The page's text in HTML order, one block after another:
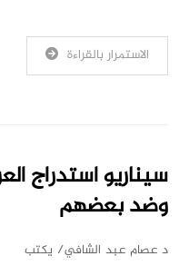
الاستمرار بالقراءة
سيناريو استدراج
وضد بعضهم
د عصام عبد الشافي/ يكتب